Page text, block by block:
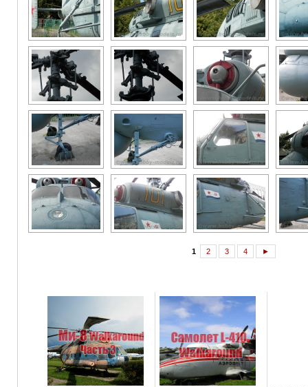
1 2 3 4 ►